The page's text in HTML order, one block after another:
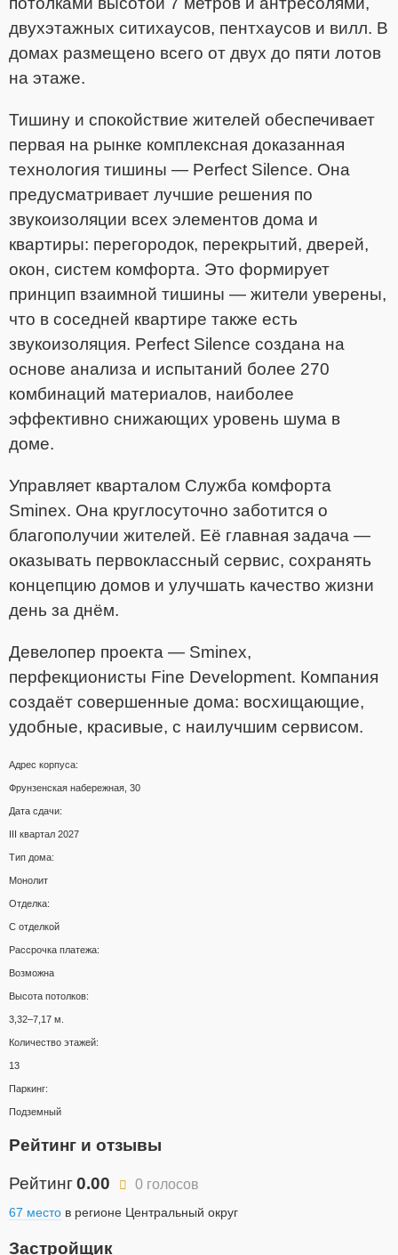
двухэтажных ситихаусов, пентхаусов и вилл. В
домах размещено всего от двух до пяти лотов
на этаже.
Тишину и спокойствие жителей обеспечивает
первая на рынке комплексная доказанная
технология тишины — Perfect Silence. Она
предусматривает лучшие решения по
звукоизоляции всех элементов дома и
квартиры: перегородок, перекрытий, дверей,
окон, систем комфорта. Это формирует
принцип взаимной тишины — жители уверены,
что в соседней квартире также есть
звукоизоляция. Perfect Silence создана на
основе анализа и испытаний более 270
комбинаций материалов, наиболее
эффективно снижающих уровень шума в
доме.
Управляет кварталом Служба комфорта
Sminex. Она круглосуточно заботится о
благополучии жителей. Её главная задача —
оказывать первоклассный сервис, сохранять
концепцию домов и улучшать качество жизни
день за днём.
Девелопер проекта — Sminex,
перфекционисты Fine Development. Компания
создаёт совершенные дома: восхищающие,
удобные, красивые, с наилучшим сервисом.
Адрес корпуса:
Фрунзенская набережная, 30
Дата сдачи:
III квартал 2027
Тип дома:
Монолит
Отделка:
С отделкой
Рассрочка платежа:
Возможна
Высота потолков:
3,32–7,17 м.
Количество этажей:
13
Паркинг:
Подземный
Рейтинг и отзывы
Рейтинг0.00 0 голосов
67 место в регионе Центральный округ
Застройщик